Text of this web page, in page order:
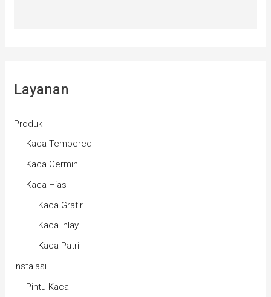
Layanan
Produk
Kaca Tempered
Kaca Cermin
Kaca Hias
Kaca Grafir
Kaca Inlay
Kaca Patri
Instalasi
Pintu Kaca